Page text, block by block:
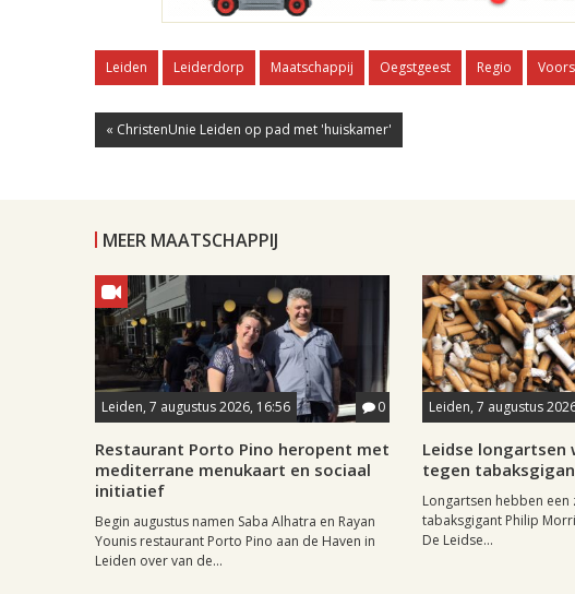
Leiden Leiderdorp Maatschappij Oegstgeest Regio
« ChristenUnie Leiden op pad met 'huiskamer'
MEER MAATSCHAPPIJ
Leiden, 7 augustus 2026, 16:56 0
Restaurant Porto Pino heropent met
mediterrane menukaart en sociaal
initiatief
Begin augustus namen Saba Alhatra en Rayan
Younis restaurant Porto Pino aan de Haven in
Leiden over van de...
Leiden, 7 augustus
Leidse longartsen
tegen
Longartsen hebben een
tabaksgigant Philip
De Leidse...